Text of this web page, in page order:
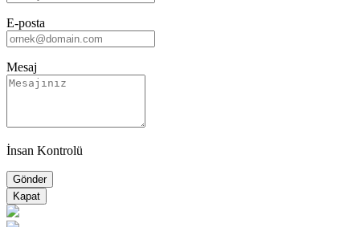
E-posta
Mesaj
İnsan Kontrolü
Kapat